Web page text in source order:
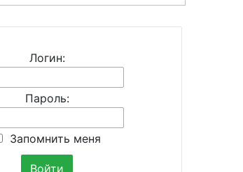
Логин:
Пароль:
Запомнить меня